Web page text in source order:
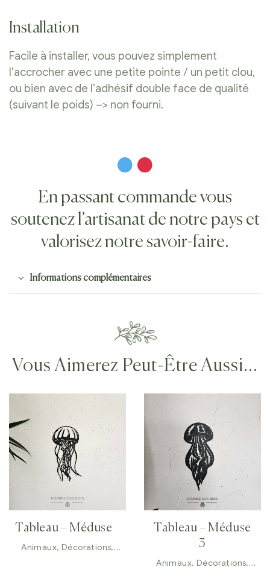
Installation
Facile à installer, vous pouvez simplement
l’accrocher avec une petite pointe / un petit clou,
ou bien avec de l’adhésif double face de qualité
(suivant le poids) –> non fourni.
En passant commande vous
soutenez l’artisanat de notre pays et
valorisez notre savoir-faire.
Informations complémentaires
Vous Aimerez Peut-Être Aussi…
Tableau – Méduse
Animaux, Décorations,
Tableau – Méduse
3
Animaux, Décorations,